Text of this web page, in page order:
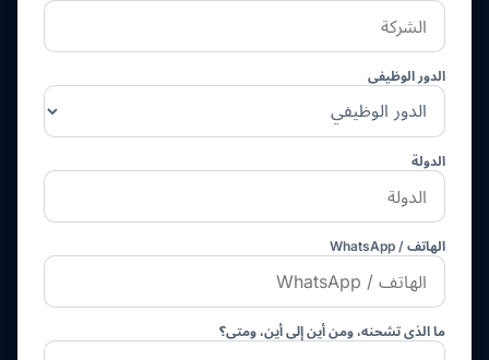
الدور الوظيفي
الدولة
الهاتف / WhatsApp
ما الذي تشحنه، ومن أين إلى أين، ومتى؟